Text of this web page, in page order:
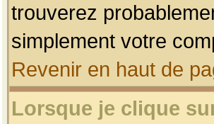
trouverez
simplement votre
Revenir en haut de
Lorsque je clique